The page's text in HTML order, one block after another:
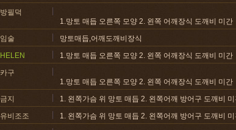
방필덕
1.망토 매듭 오른쪽 모양 2. 왼쪽 어깨장식 도깨비 미간
임술
망토매듭,어깨도깨비장식
HELEN
1.망토 매듭 오른쪽 모양 2. 왼쪽 어깨장식 도깨비 미간
카구
1.망토 매듭 오른쪽 모양 2. 왼쪽 어깨장식 도깨비 미간
금지
1. 왼쪽가슴 위 망토 매듭 2. 왼쪽어깨 방어구 도깨비 미
유비조조
1. 왼쪽가슴 위 망토 매듭 2. 왼쪽어깨 방어구 도깨비 미